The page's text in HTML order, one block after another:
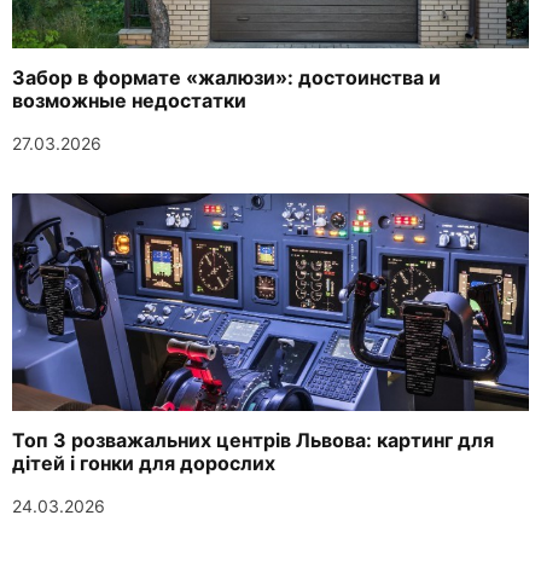
Забор в формате «жалюзи»: достоинства и
возможные недостатки
27.03.2026
Топ 3 розважальних центрів Львова: картинг для
дітей і гонки для дорослих
24.03.2026